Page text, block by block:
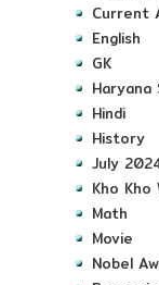
Current
English
GK
Hindi
History
July
Kho Kho
Math
Movie
Nobel